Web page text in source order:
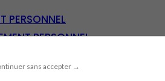
sans accepter →
PERSONNEL
PERSONNEL